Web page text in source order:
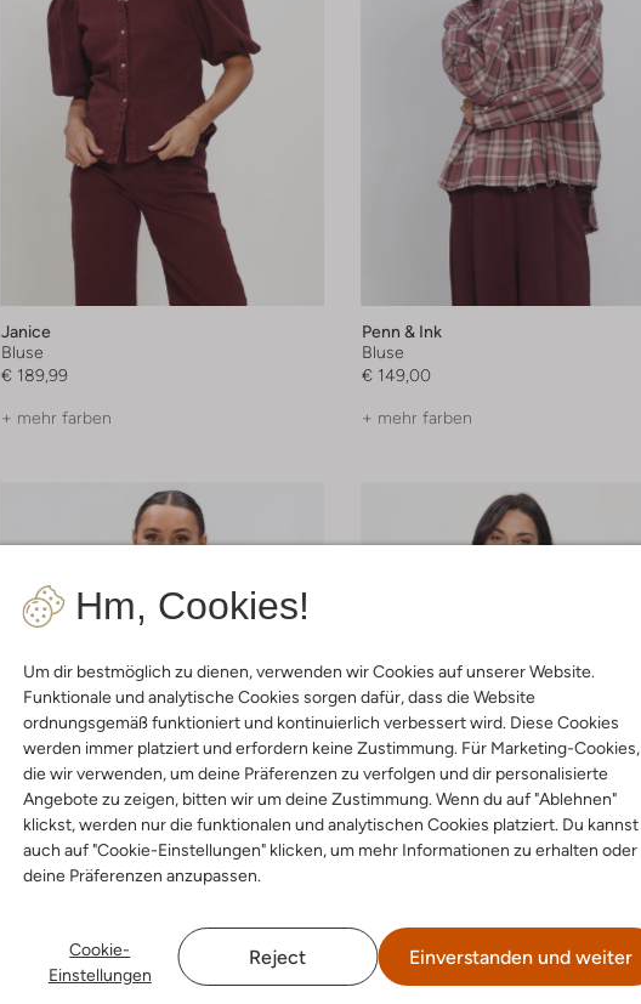
Hm, Cookies!
Um dir bestmöglich zu dienen, verwenden wir Cookies auf unserer Website.
Funktionale und analytische Cookies sorgen dafür, dass die Website
ordnungsgemäß funktioniert und kontinuierlich verbessert wird. Diese Cookies
werden immer platziert und erfordern keine Zustimmung. Für Marketing-Cookies,
die wir verwenden, um deine Präferenzen zu verfolgen und dir personalisierte
Angebote zu zeigen, bitten wir um deine Zustimmung. Wenn du auf "Ablehnen"
klickst, werden nur die funktionalen und analytischen Cookies platziert. Du kannst
auch auf "Cookie-Einstellungen" klicken, um mehr Informationen zu erhalten oder
deine Präferenzen anzupassen.
Cookie-
Einstellungen
Reject Einverstanden und weiter
Janice
Bluse
€ 189,99
+ mehr farben
Penn & Ink
Bluse
€ 149,00
+ mehr farben
Harper & Yve
Notre-V
Bluse